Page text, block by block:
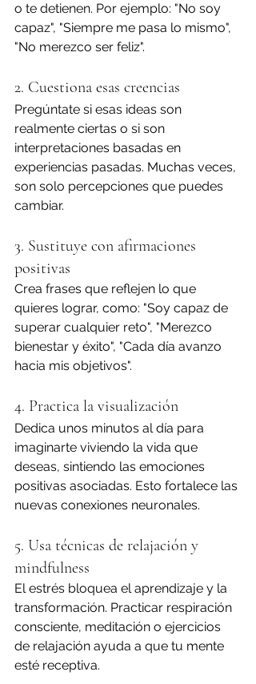
o te detienen. Por ejemplo: "No soy
capaz", "Siempre me pasa lo mismo",
"No merezco ser feliz".
2. Cuestiona esas creencias
Pregúntate si esas ideas son
realmente ciertas o si son
interpretaciones basadas en
experiencias pasadas. Muchas veces,
son solo percepciones que puedes
cambiar.
3. Sustituye con afirmaciones
positivas
Crea frases que reflejen lo que
quieres lograr, como: "Soy capaz de
superar cualquier reto", "Merezco
bienestar y éxito", "Cada día avanzo
hacia mis objetivos".
4. Practica la visualización
Dedica unos minutos al día para
imaginarte viviendo la vida que
deseas, sintiendo las emociones
positivas asociadas. Esto fortalece las
nuevas conexiones neuronales.
5. Usa técnicas de relajación y
mindfulness
El estrés bloquea el aprendizaje y la
transformación. Practicar respiración
consciente, meditación o ejercicios
de relajación ayuda a que tu mente
esté receptiva.